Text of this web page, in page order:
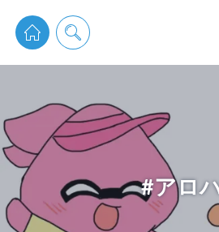
pixiv Sketchは2024年5月28日付で プライパ
通知を受け取るにはここを
アプリをインストー
#アロ